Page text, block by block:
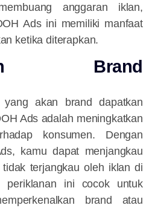
anggaran iklan,
Ads ini memiliki manfaat
ketika diterapkan.
Brand
akan brand dapatkan
Ads adalah meningkatkan
konsumen. Dengan
kamu dapat menjangkau
terjangkau oleh iklan di
periklanan ini cocok untuk
brand atau